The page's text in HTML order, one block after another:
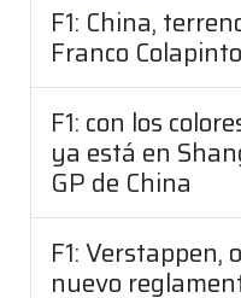
F1: China,
Franco Colapinto
F1: con los
ya está en
GP de China
F1: Verstappen,
nuevo